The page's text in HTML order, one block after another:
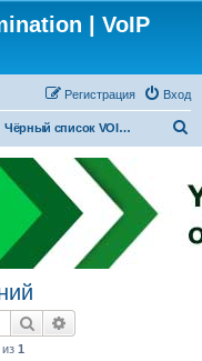
| VoIP
Вход
Регистрация
Чёрный список VOIP Компаний
с
к
Поиск
из 1